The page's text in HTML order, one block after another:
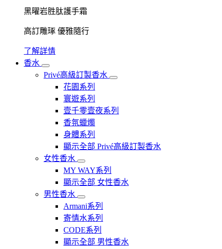
黑曜岩胜肽護手霜
高訂雕琢 優雅隨行
了解詳情
香水
Privé高級訂製香水
花園系列
寰遊系列
壹千零壹夜系列
香氛蠟燭
身體系列
顯示全部 Privé高級訂製香水
女性香水
MY WAY系列
顯示全部 女性香水
男性香水
Armani系列
寄情水系列
CODE系列
顯示全部 男性香水